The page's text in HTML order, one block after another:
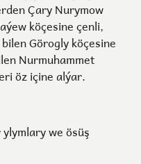
Çary Nurymow
köçesine çenli,
Görogly köçesine
Nurmuhammet
öz içine alýar.
we ösüş